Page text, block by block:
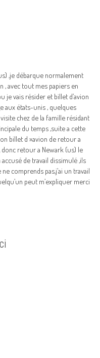
,je débarque normalement
, avec tout mes papiers en
je vais résider et billet d’avion
aux états-unis , quelques
chez de la famille résidant
du temps ,suite a cette
billet d »avion de retour a
donc retour a Newark (us) le
de travail dissimulé ,ils
comprends pas,j’ai un travail
peut m’expliquer merci